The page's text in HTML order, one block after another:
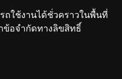
ถใช้งานได้ชั่วคราวในพื้นที่
ข้อจำกัดทางลิขสิทธิ์